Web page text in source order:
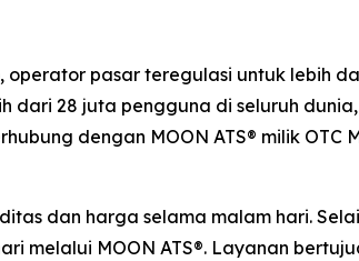
operator pasar teregulasi untuk lebih
dari 28 juta pengguna di seluruh
dengan MOON ATS® milik OTC
dan harga selama malam hari.
melalui MOON ATS®. Layanan